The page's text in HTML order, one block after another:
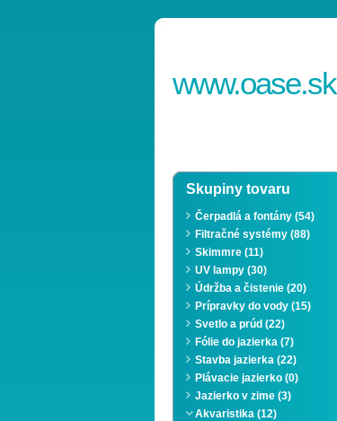
www.oase.sk
Skupiny tovaru
Čerpadlá a fontány (54)
Filtračné systémy (88)
Skimmre (11)
UV lampy (30)
Údržba a čistenie (20)
Prípravky do vody (15)
Svetlo a prúd (22)
Fólie do jazierka (7)
Stavba jazierka (22)
Plávacie jazierko (0)
Jazierko v zime (3)
Akvaristika (12)